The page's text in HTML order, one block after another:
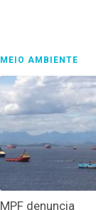
MEIO AMBIENTE
MPF denuncia